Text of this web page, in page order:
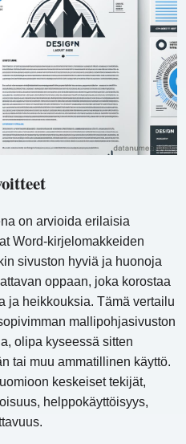
on arvioida erilaisia
Word-kirjelomakkeiden
sivuston hyviä ja huonoja
oppaan, joka korostaa
ja heikkouksia. Tämä vertailu
mallipohjasivuston
olipa kyseessä sitten
tai muu ammatillinen käyttö.
keskeiset tekijät,
helppokäyttöisyys,